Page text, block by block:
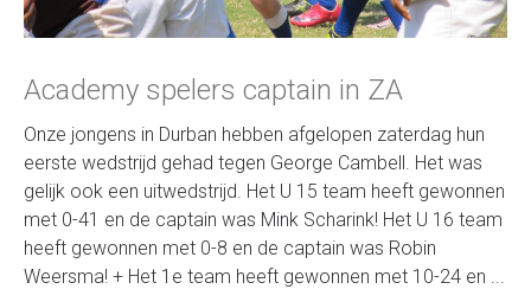
Academy spelers captain in ZA
Onze jongens in Durban hebben afgelopen zaterdag hun
eerste wedstrijd gehad tegen George Cambell. Het was
gelijk ook een uitwedstrijd. Het U 15 team heeft gewonnen
met 0-41 en de captain was Mink Scharink! Het U 16 team
heeft gewonnen met 0-8 en de captain was Robin
Weersma! + Het 1e team heeft gewonnen met 10-24 en ...